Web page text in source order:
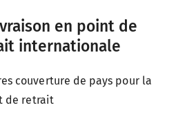
en point de
internationale
couverture de pays pour la
de retrait